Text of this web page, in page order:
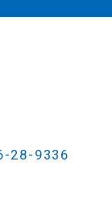
28-9336